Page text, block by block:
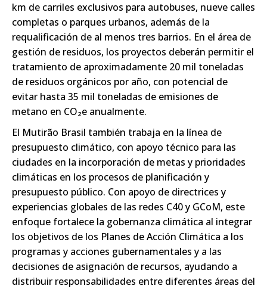
km de carriles exclusivos para autobuses, nueve calles
completas o parques urbanos, además de la
requalificación de al menos tres barrios. En el área de
gestión de residuos, los proyectos deberán permitir el
tratamiento de aproximadamente 20 mil toneladas
de residuos orgánicos por año, con potencial de
evitar hasta 35 mil toneladas de emisiones de
metano en CO₂e anualmente.
El Mutirão Brasil también trabaja en la línea de
presupuesto climático, con apoyo técnico para las
ciudades en la incorporación de metas y prioridades
climáticas en los procesos de planificación y
presupuesto público. Con apoyo de directrices y
experiencias globales de las redes C40 y GCoM, este
enfoque fortalece la gobernanza climática al integrar
los objetivos de los Planes de Acción Climática a los
programas y acciones gubernamentales y a las
decisiones de asignación de recursos, ayudando a
distribuir responsabilidades entre diferentes áreas del